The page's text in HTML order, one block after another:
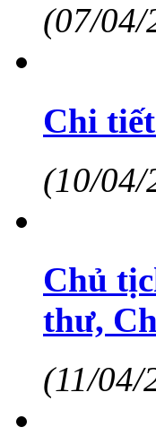
(07/04/
Chi
(10/04/
Chủ
thư,
(11/04/